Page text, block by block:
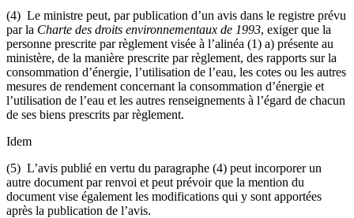
(4) Le ministre peut, par publication d’un avis dans le registre prévu
par la Charte des droits environnementaux de 1993, exiger que la
personne prescrite par règlement visée à l’alinéa (1) a) présente au
ministère, de la manière prescrite par règlement, des rapports sur la
consommation d’énergie, l’utilisation de l’eau, les cotes ou les autres
mesures de rendement concernant la consommation d’énergie et
l’utilisation de l’eau et les autres renseignements à l’égard de chacun
de ses biens prescrits par règlement.
Idem
(5) L’avis publié en vertu du paragraphe (4) peut incorporer un
autre document par renvoi et peut prévoir que la mention du
document vise également les modifications qui y sont apportées
après la publication de l’avis.